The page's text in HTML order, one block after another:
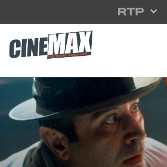
Saltar para o conteúdo principal